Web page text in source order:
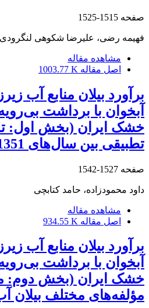
صفحه 1515-1525
فهیمه رضی، علیرضا شکوهی لنگرودی
مشاهده مقاله
اصل مقاله 1003.77 K
برآورد بیلان منابع آب
آبخوان با برداشت
خشک ایران (بخش اول:
تطبیقی بین سال‌های 1351 و 1398)
صفحه 1527-1542
داود محمودزاده، حامد کتابچی
مشاهده مقاله
اصل مقاله 934.55 K
برآورد بیلان منابع آب
آبخوان با برداشت
خشک ایران (بخش دوم:
مؤلفه‌های مختلف بیلان